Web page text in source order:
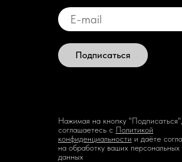
Подписаться
Нажимая на кнопку
соглашаетесь с Политикой
конфиденциальности и даёте
на обработку ваших персональных
данных